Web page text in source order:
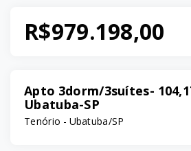
R$979.198,00
Apto 3dorm/3suítes-
Ubatuba-SP
Tenório - Ubatuba/SP